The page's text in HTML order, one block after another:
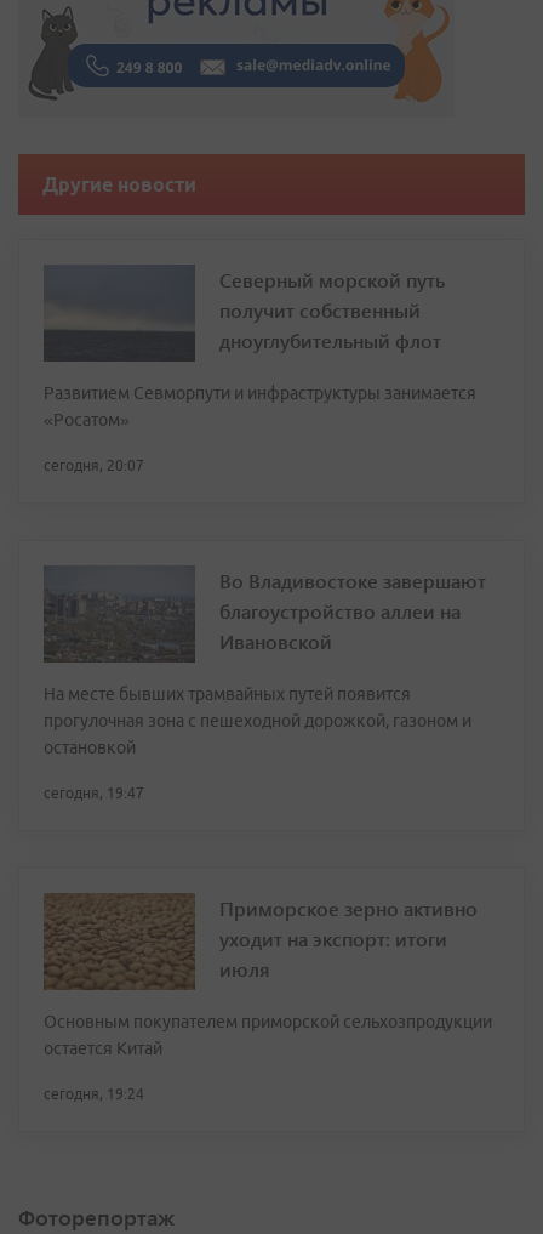
Другие новости
Северный морской путь
получит собственный
дноуглубительный флот
Развитием Севморпути и инфраструктуры занимается
«Росатом»
сегодня, 20:07
Во Владивостоке завершают
благоустройство аллеи на
Ивановской
На месте бывших трамвайных путей появится
прогулочная зона с пешеходной дорожкой, газоном и
остановкой
сегодня, 19:47
Приморское зерно активно
уходит на экспорт: итоги
июля
Основным покупателем приморской сельхозпродукции
остается Китай
сегодня, 19:24
Фоторепортаж